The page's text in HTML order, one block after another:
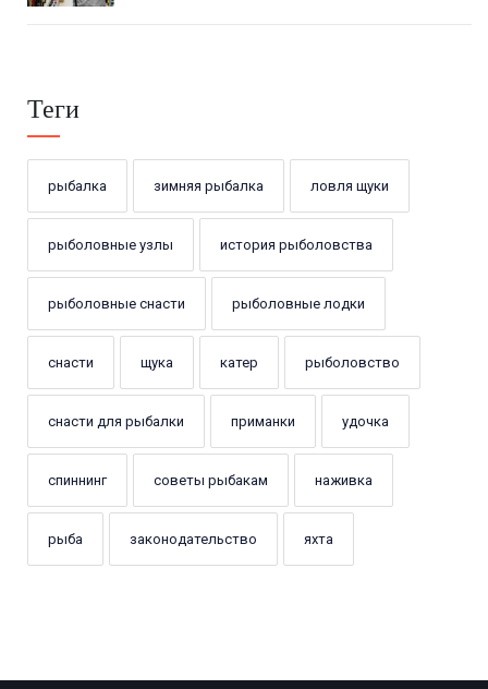
Теги
рыбалка зимняя рыбалка ловля щуки
рыболовные узлы история рыболовства
рыболовные снасти рыболовные лодки
снасти щука катер рыболовство
снасти для рыбалки приманки удочка
спиннинг советы рыбакам наживка
рыба законодательство яхта